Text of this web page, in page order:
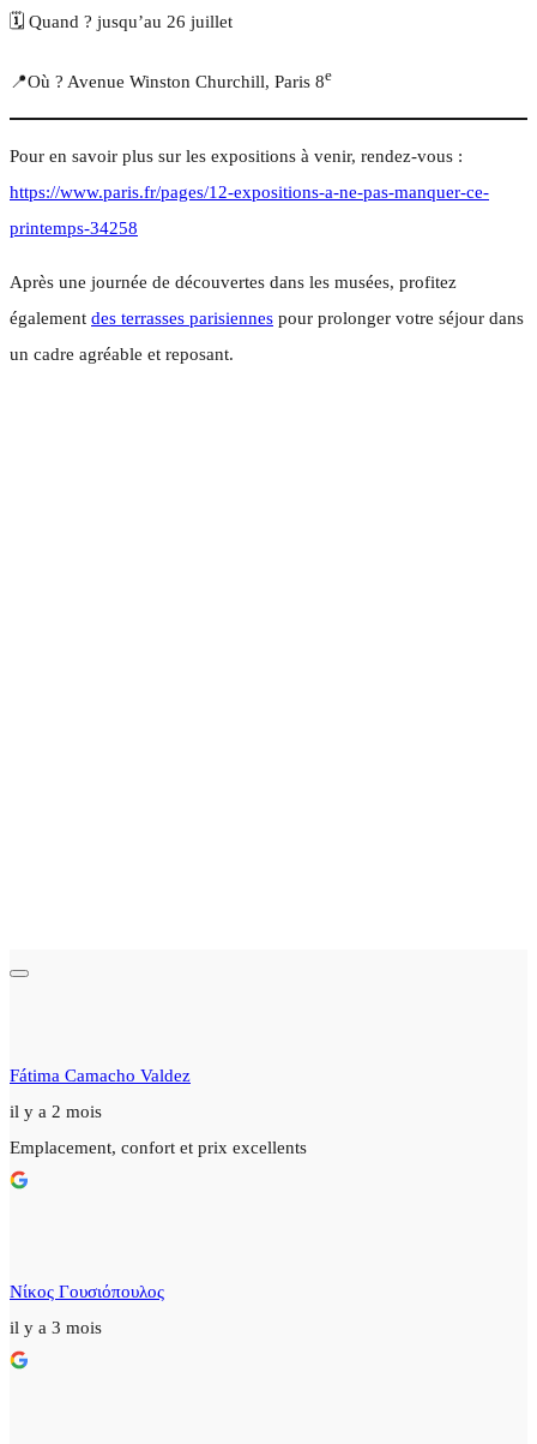
🗓️ Quand ? jusqu’au 26 juillet
📍Où ? Avenue Winston Churchill, Paris 8e
Pour en savoir plus sur les expositions à venir, rendez-vous :
https://www.paris.fr/pages/12-expositions-a-ne-pas-manquer-ce-
printemps-34258
Après une journée de découvertes dans les musées, profitez
également des terrasses parisiennes pour prolonger votre séjour dans
un cadre agréable et reposant.
Fátima Camacho Valdez
il y a 2 mois
Emplacement, confort et prix excellents
Νίκος Γουσιόπουλος
il y a 3 mois